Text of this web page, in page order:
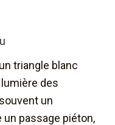
triangle blanc
des
un
passage piéton,